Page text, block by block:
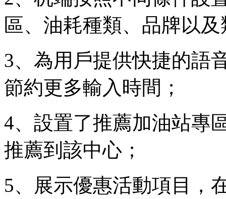
區、油耗種類、品牌以
3、為用戶提供快捷的語
節約更多輸入時間；
4、設置了推薦加油站專
推薦到該中心；
5、展示優惠活動項目，